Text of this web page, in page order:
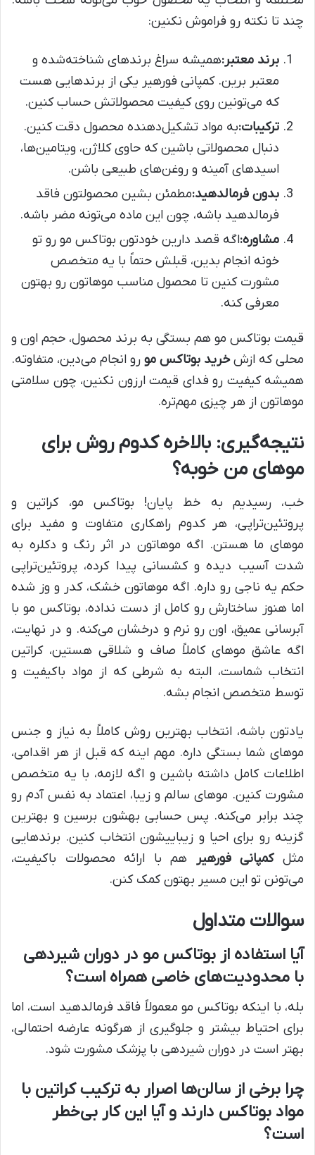
چند تا نکته رو فراموش نکنین:
برند معتبر:همیشه سراغ برندهای شناخته‌شده و
معتبر برین. کمپانی فورهیر یکی از برندهایی هست
که می‌تونین روی کیفیت محصولاتش حساب کنین.
ترکیبات:به مواد تشکیل‌دهنده محصول دقت کنین.
دنبال محصولاتی باشین که حاوی کلاژن، ویتامین‌ها،
اسیدهای آمینه و روغن‌های طبیعی باشن.
بدون فرمالدهید:مطمئن بشین محصولتون فاقد
فرمالدهید باشه، چون این ماده می‌تونه مضر باشه.
مشاوره:اگه قصد دارین خودتون بوتاکس مو رو تو
خونه انجام بدین، قبلش حتماً با یه متخصص
مشورت کنین تا محصول مناسب موهاتون رو بهتون
معرفی کنه.
قیمت بوتاکس مو هم بستگی به برند محصول، حجم اون و
محلی که ازشخرید بوتاکس مو رو انجام می‌دین، متفاوته.
همیشه کیفیت رو فدای قیمت ارزون نکنین، چون سلامتی
موهاتون از هر چیزی مهم‌تره.
نتیجه‌گیری: بالاخره کدوم روش برای
موهای من خوبه؟
خب، رسیدیم به خط پایان! بوتاکس مو، کراتین و
پروتئین‌تراپی، هر کدوم راهکاری متفاوت و مفید برای
موهای ما هستن. اگه موهاتون در اثر رنگ و دکلره به
شدت آسیب دیده و کشسانی پیدا کرده، پروتئین‌تراپی
حکم یه ناجی رو داره. اگه موهاتون خشک، کدر و وز شده
اما هنوز ساختارش رو کامل از دست نداده، بوتاکس مو با
آبرسانی عمیق، اون رو نرم و درخشان می‌کنه. و در نهایت،
اگه عاشق موهای کاملاً صاف و شلاقی هستین، کراتین
انتخاب شماست، البته به شرطی که از مواد باکیفیت و
توسط متخصص انجام بشه.
یادتون باشه، انتخاب بهترین روش کاملاً به نیاز و جنس
موهای شما بستگی داره. مهم اینه که قبل از هر اقدامی،
اطلاعات کامل داشته باشین و اگه لازمه، با یه متخصص
مشورت کنین. موهای سالم و زیبا، اعتماد به نفس آدم رو
چند برابر می‌کنه. پس حسابی بهشون برسین و بهترین
گزینه رو برای احیا و زیباییشون انتخاب کنین. برندهایی
مثلکمپانی فورهیر هم با ارائه محصولات باکیفیت،
می‌تونن تو این مسیر بهتون کمک کنن.
سوالات متداول
آیا استفاده از بوتاکس مو در دوران شیردهی
با محدودیت‌های خاصی همراه است؟
بله، با اینکه بوتاکس مو معمولاً فاقد فرمالدهید است، اما
برای احتیاط بیشتر و جلوگیری از هرگونه عارضه احتمالی،
بهتر است در دوران شیردهی با پزشک مشورت شود.
چرا برخی از سالن‌ها اصرار به ترکیب کراتین با
مواد بوتاکس دارند و آیا این کار بی‌خطر
است؟